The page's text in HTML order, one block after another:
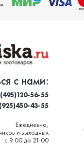
с нами:
56-55
43-55
Ежедневно,
и выходных
с 9:00 до 21:00